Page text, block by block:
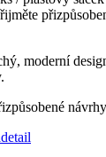
moderní
návrhy
detail